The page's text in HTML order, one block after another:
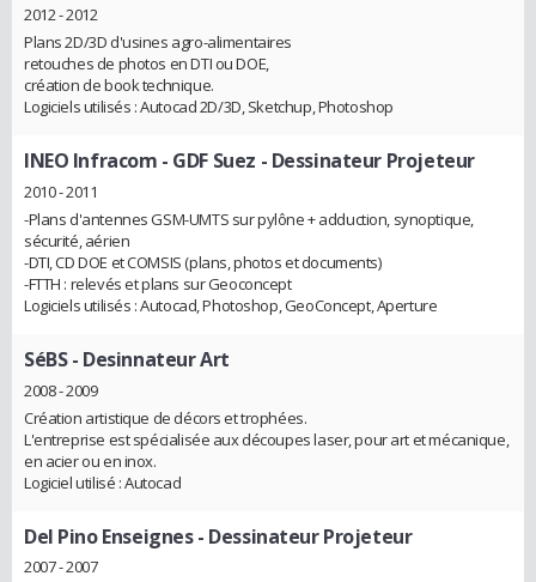
2012 - 2012
Plans 2D/3D d'usines agro-alimentaires
retouches de photos en DTI ou DOE,
création de book technique.
Logiciels utilisés : Autocad 2D/3D, Sketchup, Photoshop
INEO Infracom - GDF Suez - Dessinateur Projeteur
2010 - 2011
-Plans d'antennes GSM-UMTS sur pylône + adduction, synoptique,
sécurité, aérien
-DTI, CD DOE et COMSIS (plans, photos et documents)
-FTTH : relevés et plans sur Geoconcept
Logiciels utilisés : Autocad, Photoshop, GeoConcept, Aperture
SéBS- Desinnateur Art
2008 - 2009
Création artistique de décors et trophées.
L'entreprise est spécialisée aux découpes laser, pour art et mécanique,
en acier ou en inox.
Logiciel utilisé : Autocad
Del Pino Enseignes- Dessinateur Projeteur
2007 - 2007